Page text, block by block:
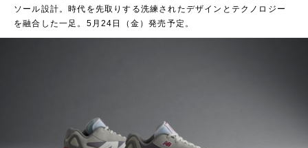
ソール設計。時代を先取りする洗練されたデザインとテクノロジー
を融合した一足。5月24日（金）発売予定。